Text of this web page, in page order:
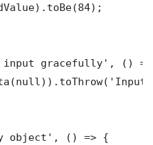
input gracefully', ()
object', () => {